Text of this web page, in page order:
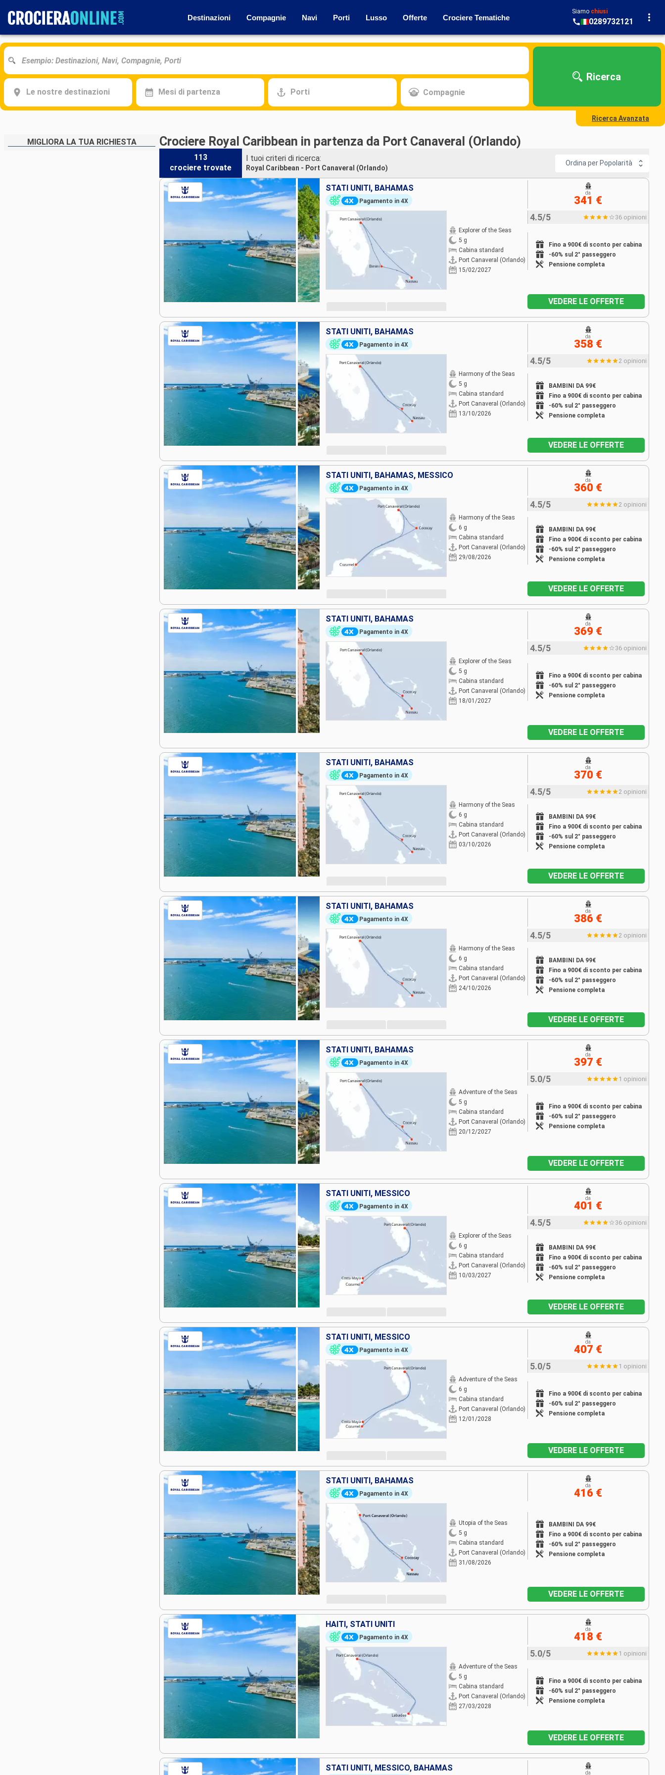
Destinazioni Compagnie Navi Porti Lusso Offerte Crociere Tematiche
Siamo chiusi
0289732121
Le nostre destinazioni Mesi di partenza Porti Compagnie
Ricerca
Ricerca Avanzata
MIGLIORA LA TUA RICHIESTA Crociere Royal Caribbean in partenza da Port Canaveral (Orlando)
113
crociere trovate
I tuoi criteri di ricerca:
Royal Caribbean - Port Canaveral (Orlando)
Ordina per Popolarità
STATI UNITI, BAHAMAS
Pagamento in 4X
Explorer of the Seas
5 g
Cabina standard
Port Canaveral (Orlando)
15/02/2027
4.5/5 36 opinioni
Fino a 900€ di sconto per cabina
-60% sul 2° passeggero
Pensione completa
da
341 €
VEDERE LE OFFERTE
STATI UNITI, BAHAMAS
Pagamento in 4X
Harmony of the Seas
5 g
Cabina standard
Port Canaveral (Orlando)
13/10/2026
4.5/5 2 opinioni
BAMBINI DA 99€
Fino a 900€ di sconto per cabina
-60% sul 2° passeggero
Pensione completa
da
358 €
VEDERE LE OFFERTE
STATI UNITI, BAHAMAS, MESSICO
Pagamento in 4X
Harmony of the Seas
6 g
Cabina standard
Port Canaveral (Orlando)
29/08/2026
4.5/5 2 opinioni
BAMBINI DA 99€
Fino a 900€ di sconto per cabina
-60% sul 2° passeggero
Pensione completa
da
360 €
VEDERE LE OFFERTE
STATI UNITI, BAHAMAS
Pagamento in 4X
Explorer of the Seas
5 g
Cabina standard
Port Canaveral (Orlando)
18/01/2027
4.5/5 36 opinioni
Fino a 900€ di sconto per cabina
-60% sul 2° passeggero
Pensione completa
da
369 €
VEDERE LE OFFERTE
STATI UNITI, BAHAMAS
Pagamento in 4X
Harmony of the Seas
6 g
Cabina standard
Port Canaveral (Orlando)
03/10/2026
4.5/5 2 opinioni
BAMBINI DA 99€
Fino a 900€ di sconto per cabina
-60% sul 2° passeggero
Pensione completa
da
370 €
VEDERE LE OFFERTE
STATI UNITI, BAHAMAS
Pagamento in 4X
Harmony of the Seas
6 g
Cabina standard
Port Canaveral (Orlando)
24/10/2026
4.5/5 2 opinioni
BAMBINI DA 99€
Fino a 900€ di sconto per cabina
-60% sul 2° passeggero
Pensione completa
da
386 €
VEDERE LE OFFERTE
STATI UNITI, BAHAMAS
Pagamento in 4X
Adventure of the Seas
5 g
Cabina standard
Port Canaveral (Orlando)
20/12/2027
5.0/5 1 opinioni
Fino a 900€ di sconto per cabina
-60% sul 2° passeggero
Pensione completa
da
397 €
VEDERE LE OFFERTE
STATI UNITI, MESSICO
Pagamento in 4X
Explorer of the Seas
6 g
Cabina standard
Port Canaveral (Orlando)
10/03/2027
4.5/5 36 opinioni
BAMBINI DA 99€
Fino a 900€ di sconto per cabina
-60% sul 2° passeggero
Pensione completa
da
401 €
VEDERE LE OFFERTE
STATI UNITI, MESSICO
Pagamento in 4X
Adventure of the Seas
6 g
Cabina standard
Port Canaveral (Orlando)
12/01/2028
5.0/5 1 opinioni
Fino a 900€ di sconto per cabina
-60% sul 2° passeggero
Pensione completa
da
407 €
VEDERE LE OFFERTE
STATI UNITI, BAHAMAS
Pagamento in 4X
Utopia of the Seas
5 g
Cabina standard
Port Canaveral (Orlando)
31/08/2026
BAMBINI DA 99€
Fino a 900€ di sconto per cabina
-60% sul 2° passeggero
Pensione completa
da
416 €
VEDERE LE OFFERTE
HAITI, STATI UNITI
Pagamento in 4X
Adventure of the Seas
5 g
Cabina standard
Port Canaveral (Orlando)
27/03/2028
5.0/5 1 opinioni
Fino a 900€ di sconto per cabina
-60% sul 2° passeggero
Pensione completa
da
418 €
VEDERE LE OFFERTE
STATI UNITI, MESSICO, BAHAMAS
da